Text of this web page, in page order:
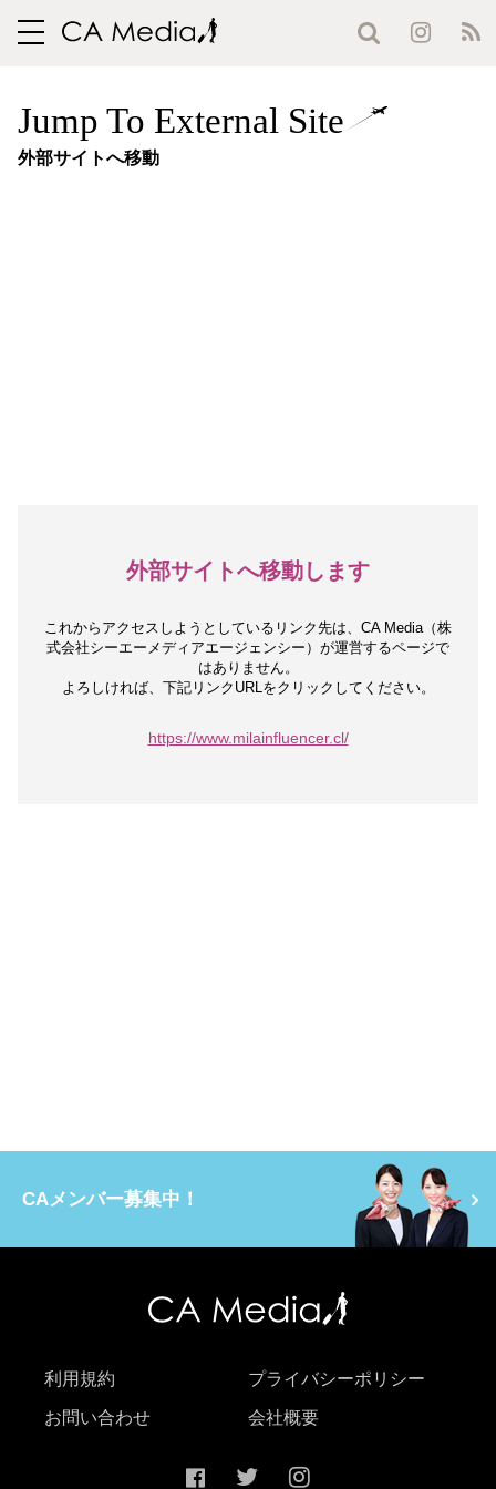
toggle
Jump To External Site
外部サイトへ移動
外部サイトへ移動します
これからアクセスしようとしているリンク先は、 CA Media（株
式会社シーエーメディアエージェンシー）が運営するページで
はありません。
よろしければ、下記リンクURLをクリックしてください。
https://www.milainfluencer.cl/
CAメンバー募集中！
利用規約 プライバシーポリシー
お問い合わせ 会社概要